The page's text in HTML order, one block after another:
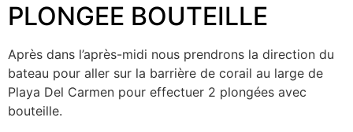
PLONGEE BOUTEILLE
Après dans l’après-midi nous prendrons la direction du
bateau pour aller sur la barrière de corail au large de
Playa Del Carmen pour effectuer 2 plongées avec
bouteille.